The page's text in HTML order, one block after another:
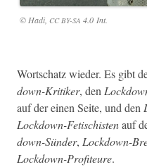
© Hadi, CC BY-SA 4.0 Int.
Wortschatz wieder. Es gibt
down-Kri­tik­er, den
auf der einen Seite, und den
Lock­down-Fetis­chis­tenauf
down-Sün­der, Lock­down-
Lock­down-Prof­i­teure.